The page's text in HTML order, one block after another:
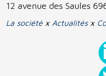
12 avenue des Saules
La société x Actualitésx